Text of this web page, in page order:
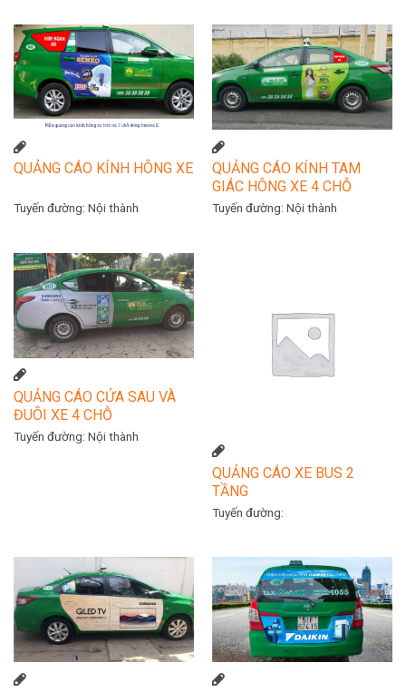
QUẢNG CÁO KÍNH HÔNG XE
Tuyến đường: Nội thành
QUẢNG CÁO KÍNH TAM
GIÁC HÔNG XE 4 CHỖ
Tuyến đường: Nội thành
QUẢNG CÁO CỬA SAU VÀ
ĐUÔI XE 4 CHỖ
Tuyến đường: Nội thành
QUẢNG CÁO XE BUS 2
TẦNG
Tuyến đường: